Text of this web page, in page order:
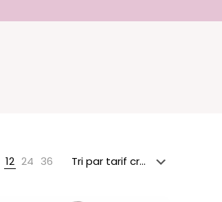
12 24 36